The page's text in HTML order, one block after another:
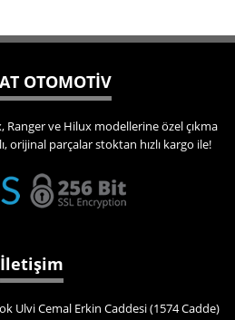
OTOMOTİV
Ranger ve Hilux modellerine özel çıkma
orijinal parçalar stoktan hızlı kargo ile!
İletişim
Ulvi Cemal Erkin Caddesi (1574 Cadde)